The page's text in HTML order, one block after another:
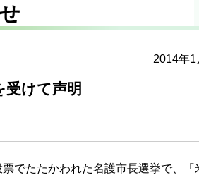
2014年1
受けて声明
でたたかわれた名護市長選挙で、「